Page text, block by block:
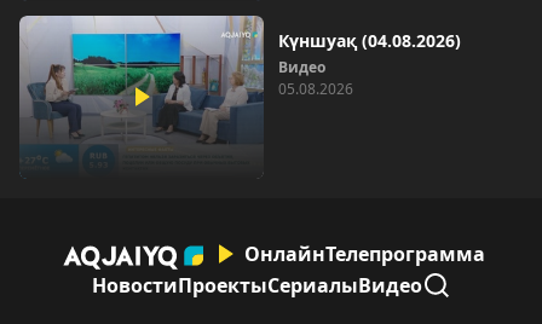
Күншуақ (04.08.2026)
Видео
05.08.2026
ОнлайнТелепрограмма
НовостиПроектыСериалыВидео